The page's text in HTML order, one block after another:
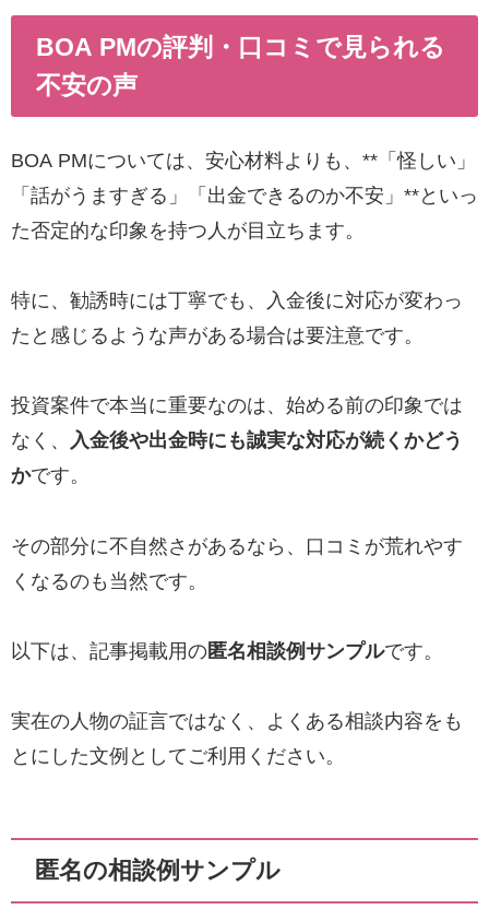
BOA PMの評判・口コミで見られる
不安の声
BOA PMについては、安心材料よりも、**「怪しい」
「話がうますぎる」「出金できるのか不安」**といっ
た否定的な印象を持つ人が目立ちます。
特に、勧誘時には丁寧でも、入金後に対応が変わっ
たと感じるような声がある場合は要注意です。
投資案件で本当に重要なのは、始める前の印象では
なく、
入金後や出金時にも誠実な対応が続くかどう
かです。
その部分に不自然さがあるなら、口コミが荒れやす
くなるのも当然です。
以下は、記事掲載用の匿名相談例サンプルです。
実在の人物の証言ではなく、よくある相談内容をも
とにした文例としてご利用ください。
匿名の相談例サンプル